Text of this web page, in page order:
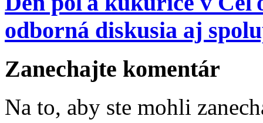
odborná diskusia aj
Zanechajte komentár
Na to, aby ste mohli